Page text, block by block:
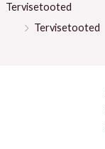
Tervisetooted
Tervisetooted